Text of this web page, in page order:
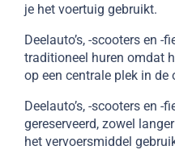
je het voertuig gebruikt.
Deelauto’s, -scooters en -
traditioneel huren omdat
op een centrale plek in de
Deelauto’s, -scooters en
gereserveerd, zowel
het vervoersmiddel